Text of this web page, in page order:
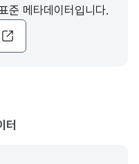
준 메타데이터입니다.
터